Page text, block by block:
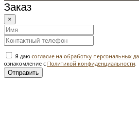
Заказ
×
Я даю согласие на обработку персональных
ознакомление с Политикой конфиденциальности.
Отправить